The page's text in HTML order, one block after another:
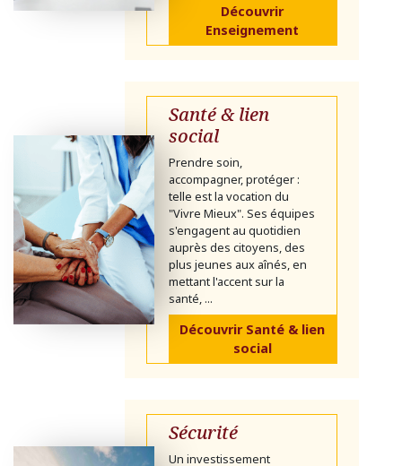
Découvrir
Enseignement
Santé & lien
social
Prendre soin,
accompagner, protéger :
telle est la vocation du
"Vivre Mieux". Ses équipes
s'engagent au quotidien
auprès des citoyens, des
plus jeunes aux aînés, en
mettant l'accent sur la
santé, ...
Découvrir Santé & lien
social
Sécurité
Un investissement